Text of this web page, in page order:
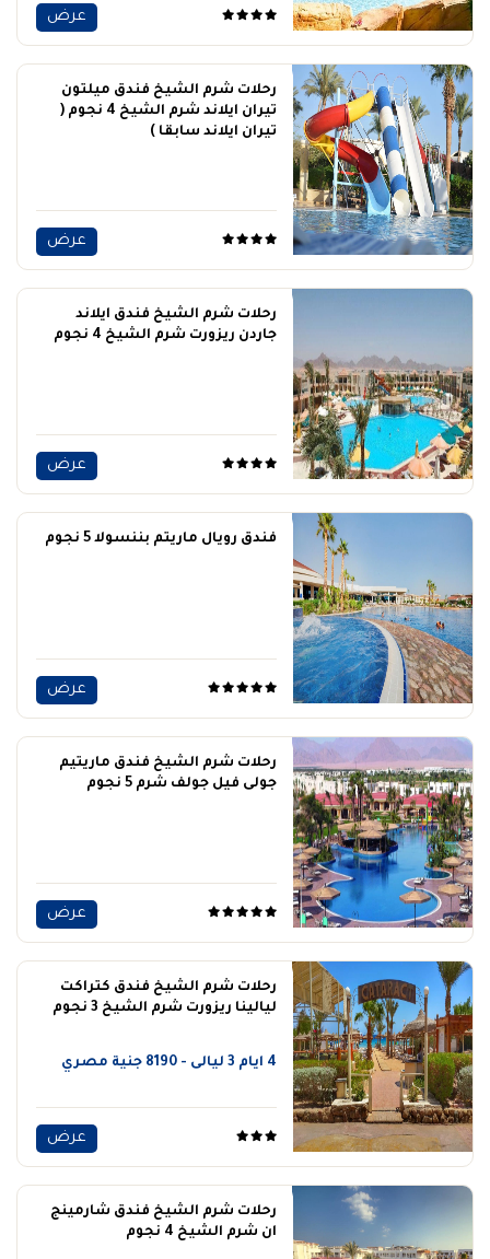
عرض
رحلات شرم الشيخ فندق ميلتون
تيران ايلاند شرم الشيخ 4 نجوم (
تيران ايلاند سابقا )
عرض
رحلات شرم الشيخ فندق ايلاند
جاردن ريزورت شرم الشيخ 4 نجوم
عرض
فندق رويال ماريتم بننسولا 5 نجوم
عرض
رحلات شرم الشيخ فندق ماريتيم
جولى فيل جولف شرم 5 نجوم
عرض
رحلات شرم الشيخ فندق كتراكت
ليالينا ريزورت شرم الشيخ 3 نجوم
4 ايام 3 ليالى - 8190 جنية مصري
عرض
رحلات شرم الشيخ فندق شارمينج
ان شرم الشيخ 4 نجوم